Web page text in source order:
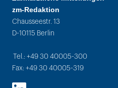
zm-Redaktion
Chausseestr. 13
D-10115 Berlin
Tel.: +49 30 40005-300
Fax: +49 30 40005-319